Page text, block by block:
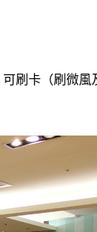
刷卡（刷微風